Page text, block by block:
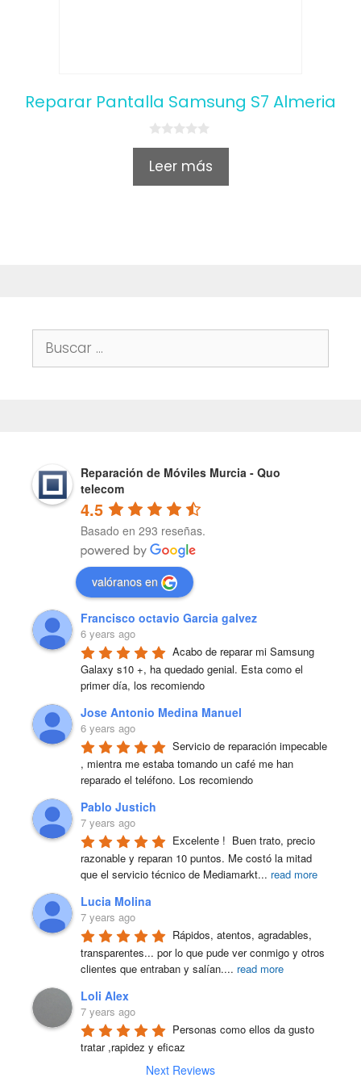
Reparar Pantalla Samsung S7 Almeria
0
u
Leer más
Buscar:
Reparación de Móviles Murcia - Quo
telecom
4.5
Basado en 293 reseñas.
valóranos en
Francisco octavio Garcia galvez
6 years ago
Acabo de reparar mi Samsung
Galaxy s10 +, ha quedado genial. Esta como el
primer día, los recomiendo
Jose Antonio Medina Manuel
6 years ago
Servicio de reparación impecable
, mientra me estaba tomando un café me han
reparado el teléfono. Los recomiendo
Pablo Justich
7 years ago
Excelente !  Buen trato, precio
razonable y reparan 10 puntos. Me costó la mitad
que el servicio técnico de Mediamarkt... read more
Lucia Molina
7 years ago
Rápidos, atentos, agradables,
transparentes... por lo que pude ver conmigo y otros
clientes que entraban y salían.... read more
Loli Alex
7 years ago
Personas como ellos da gusto
tratar ,rapidez y eficaz
Next Reviews